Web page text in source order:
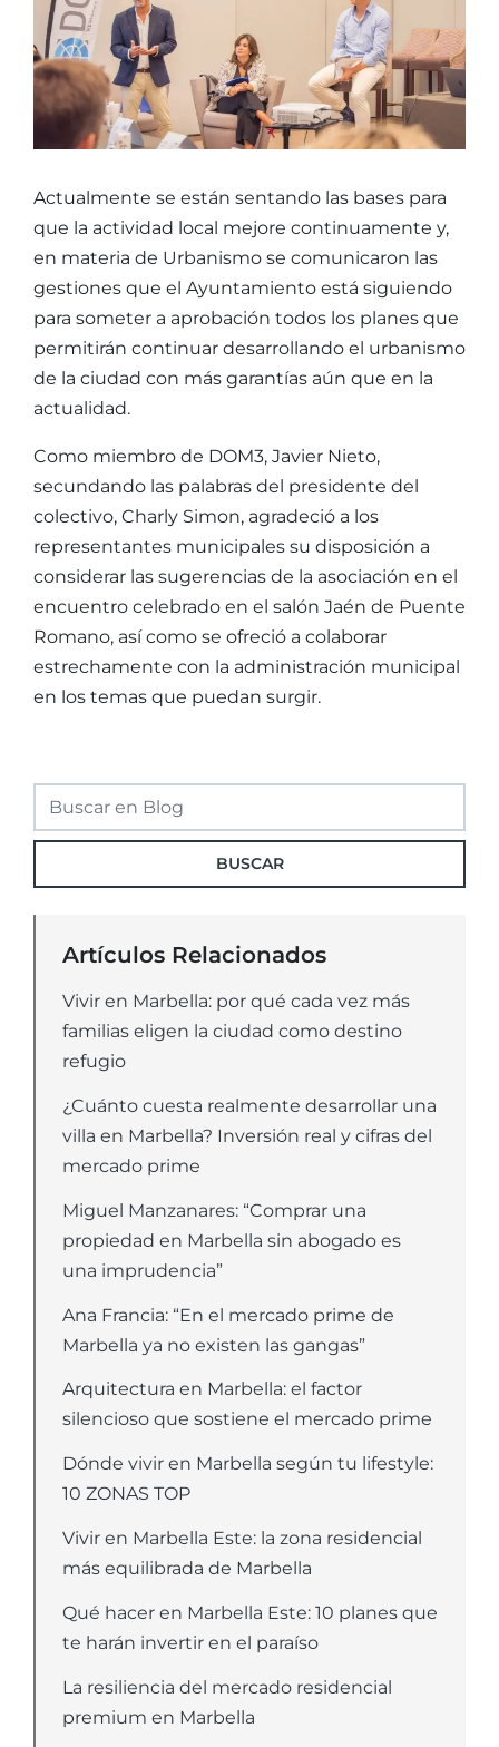
Actualmente se están sentando las bases para
que la actividad local mejore continuamente y,
en materia de Urbanismo se comunicaron las
gestiones que el Ayuntamiento está siguiendo
para someter a aprobación todos los planes que
permitirán continuar desarrollando el urbanismo
de la ciudad con más garantías aún que en la
actualidad.
Como miembro de DOM3, Javier Nieto,
secundando las palabras del presidente del
colectivo, Charly Simon, agradeció a los
representantes municipales su disposición a
considerar las sugerencias de la asociación en el
encuentro celebrado en el salón Jaén de Puente
Romano, así como se ofreció a colaborar
estrechamente con la administración municipal
en los temas que puedan surgir.
BUSCAR
Artículos Relacionados
Vivir en Marbella: por qué cada vez más
familias eligen la ciudad como destino
refugio
¿Cuánto cuesta realmente desarrollar una
villa en Marbella? Inversión real y cifras del
mercado prime
Miguel Manzanares: “Comprar una
propiedad en Marbella sin abogado es
una imprudencia”
Ana Francia: “En el mercado prime de
Marbella ya no existen las gangas”
Arquitectura en Marbella: el factor
silencioso que sostiene el mercado prime
Dónde vivir en Marbella según tu lifestyle:
10 ZONAS TOP
Vivir en Marbella Este: la zona residencial
más equilibrada de Marbella
Qué hacer en Marbella Este: 10 planes que
te harán invertir en el paraíso
La resiliencia del mercado residencial
premium en Marbella